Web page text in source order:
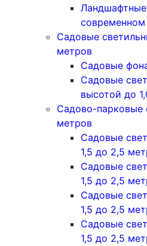
современном
Садовые
метров
Садовые
Садовые
высотой до
Садово-парковые
метров
Садовые
1,5 до 2,5
Садовые
1,5 до 2,5
Садовые
1,5 до 2,5
Садовые
1,5 до 2,5